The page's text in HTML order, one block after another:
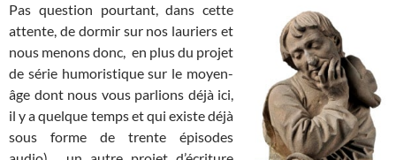
Pas question pourtant, dans cette
attente, de dormir sur nos lauriers et
nous menons donc, en plus du projet
de série humoristique sur le moyen-
âge dont nous vous parlions déjà ici,
il y a quelque temps et qui existe déjà
sous forme de trente épisodes